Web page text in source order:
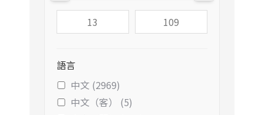
語言
中文 (2969)
中文（客） (5)